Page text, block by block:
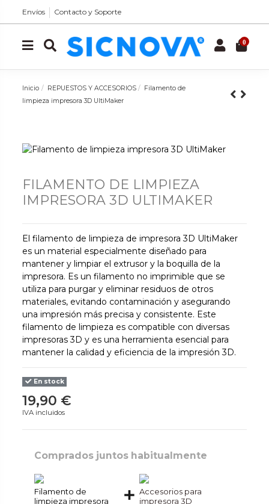
Envíos Contacto y Soporte
0
Inicio REPUESTOS Y ACCESORIOS
Filamento de
limpieza impresora 3D UltiMaker
FILAMENTO DE LIMPIEZA
IMPRESORA 3D ULTIMAKER
El filamento de limpieza de impresora 3D UltiMaker
es un material especialmente diseñado para
mantener y limpiar el extrusor y la boquilla de la
impresora. Es un filamento no imprimible que se
utiliza para purgar y eliminar residuos de otros
materiales, evitando contaminación y asegurando
una impresión más precisa y consistente. Este
filamento de limpieza es compatible con diversas
impresoras 3D y es una herramienta esencial para
mantener la calidad y eficiencia de la impresión 3D.
En stock
19,90 €
IVA incluidos
Comprados juntos habitualmente
Filamento de
limpieza impresora
Accesorios para
impresora 3D